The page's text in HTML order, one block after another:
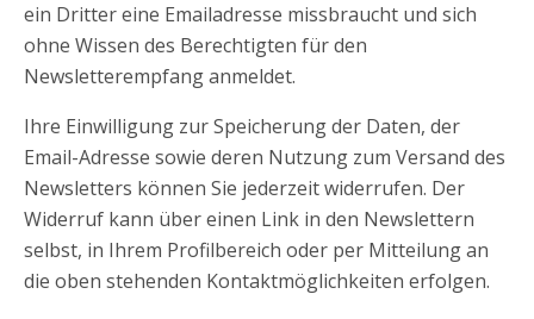
ein Dritter eine Emailadresse missbraucht und sich
ohne Wissen des Berechtigten für den
Newsletterempfang anmeldet.
Ihre Einwilligung zur Speicherung der Daten, der
Email-Adresse sowie deren Nutzung zum Versand des
Newsletters können Sie jederzeit widerrufen. Der
Widerruf kann über einen Link in den Newslettern
selbst, in Ihrem Profilbereich oder per Mitteilung an
die oben stehenden Kontaktmöglichkeiten erfolgen.